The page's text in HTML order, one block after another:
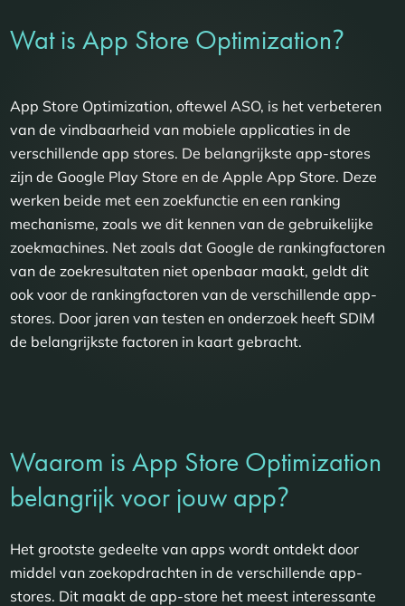
Wat is App Store Optimization?
App Store Optimization, oftewel ASO, is het verbeteren
van de vindbaarheid van mobiele applicaties in de
verschillende app stores. De belangrijkste app-stores
zijn de Google Play Store en de Apple App Store. Deze
werken beide met een zoekfunctie en een ranking
mechanisme, zoals we dit kennen van de gebruikelijke
zoekmachines. Net zoals dat Google de rankingfactoren
van de zoekresultaten niet openbaar maakt, geldt dit
ook voor de rankingfactoren van de verschillende app-
stores. Door jaren van testen en onderzoek heeft SDIM
de belangrijkste factoren in kaart gebracht.
Waarom is App Store Optimization
belangrijk voor jouw app?
Het grootste gedeelte van apps wordt ontdekt door
middel van zoekopdrachten in de verschillende app-
stores. Dit maakt de app-store het meest interessante